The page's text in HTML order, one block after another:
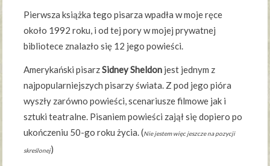
Pierwsza książka tego pisarza wpadła w moje ręce
około 1992 roku, i od tej pory w mojej prywatnej
bibliotece znalazło się 12 jego powieści.
Amerykański pisarzSidney Sheldon jest jednym z
najpopularniejszych pisarzy świata. Z pod jego pióra
wyszły zarówno powieści, scenariusze filmowe jak i
sztuki teatralne. Pisaniem powieści zajął się dopiero po
ukończeniu 50-go roku życia. (Nie jestem więc jeszcze na pozycji
skreślonej)